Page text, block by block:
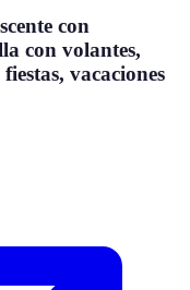
con
con volantes,
vacaciones